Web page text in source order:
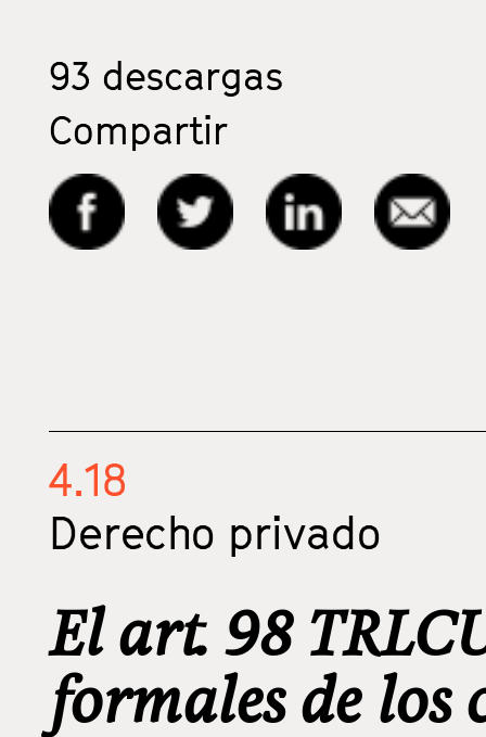
93 descargas
Compartir
4.18
Derecho privado
El art. 98
formales de los